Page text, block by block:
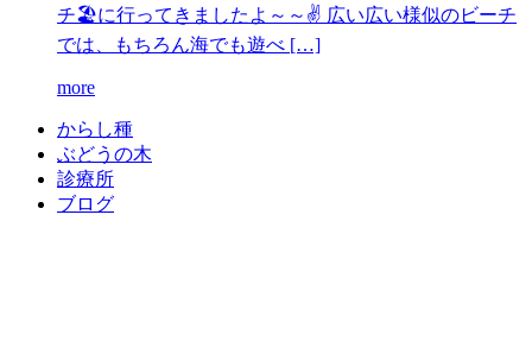
チ🏖に行ってきましたよ～～✌ 広い広い様似のビーチ
では、もちろん海でも遊べ […]
more
から し種
ぶどう の木
診療所
ブロ グ